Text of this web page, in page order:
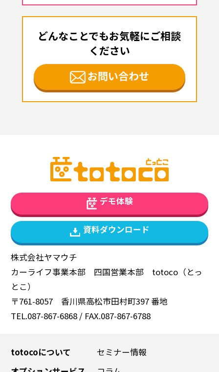
どんなことでもお気軽にご相談
ください
お問い合わせ
デモ体験
資料ダウンロード
株式会社ヤマウチ
カーライフ事業本部 四国営業本部 totoco（とっ
とこ）
〒761-8057 香川県高松市田村町397 番地
TEL.087-867-6868 / FAX.087-867-6788
totocoについて
セミナー情報